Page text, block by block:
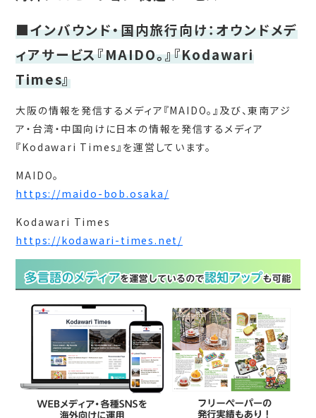
■インバウンド・国内旅行向け：オウンドメデ
ィアサービス『MAIDO。』『Kodawari
Times』
大阪の情報を発信するメディア『MAIDO。』及び、東南アジ
ア・台湾・中国向けに日本の情報を発信するメディア
『Kodawari Times』を運営しています。
MAIDO。
https://maido-bob.osaka/
Kodawari Times
https://kodawari-times.net/